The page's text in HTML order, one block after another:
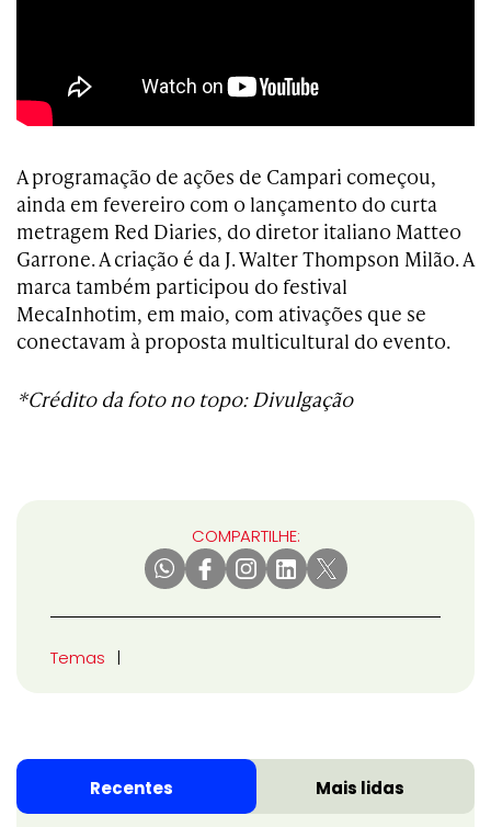
A programação de ações de Campari começou,
ainda em fevereiro com o lançamento do curta
metragem Red Diaries, do diretor italiano Matteo
Garrone. A criação é da J. Walter Thompson Milão. A
marca também participou do festival
MecaInhotim, em maio, com ativações que se
conectavam à proposta multicultural do evento.
*Crédito da foto no topo: Divulgação
COMPARTILHE:
Temas
Recentes Mais lidas